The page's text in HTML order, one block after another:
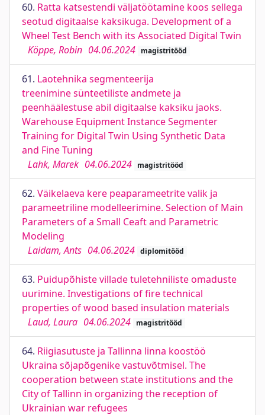
60. Ratta katsestendi väljatöötamine koos sellega
seotud digitaalse kaksikuga. Development of a
Wheel Test Bench with its Associated Digital Twin
Köppe, Robin 04.06.2024 magistritööd
61. Laotehnika segmenteerija
treenimine sünteetiliste andmete ja
peenhäälestuse abil digitaalse kaksiku jaoks.
Warehouse Equipment Instance Segmenter
Training for Digital Twin Using Synthetic Data
and Fine Tuning
Lahk, Marek 04.06.2024 magistritööd
62. Väikelaeva kere peaparameetrite valik ja
parameetriline modelleerimine. Selection of Main
Parameters of a Small Ceaft and Parametric
Modeling
Laidam, Ants 04.06.2024 diplomitööd
63. Puidupõhiste villade tuletehniliste omaduste
uurimine. Investigations of fire technical
properties of wood based insulation materials
Laud, Laura 04.06.2024 magistritööd
64. Riigiasutuste ja Tallinna linna koostöö
Ukraina sõjapõgenike vastuvõtmisel. The
cooperation between state institutions and the
City of Tallinn in organizing the reception of
Ukrainian war refugees